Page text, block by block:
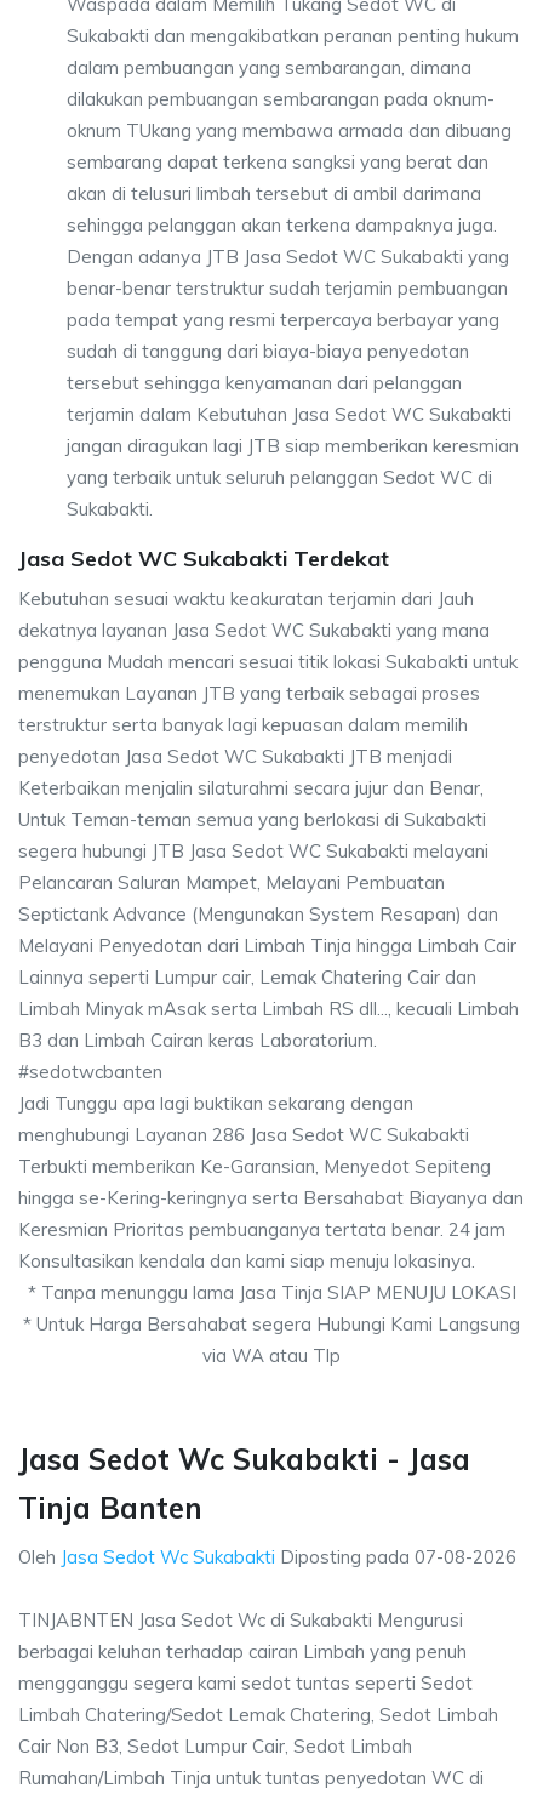
Sukabakti dan mengakibatkan peranan penting hukum
dalam pembuangan yang sembarangan, dimana
dilakukan pembuangan sembarangan pada oknum-
oknum TUkang yang membawa armada dan dibuang
sembarang dapat terkena sangksi yang berat dan
akan di telusuri limbah tersebut di ambil darimana
sehingga pelanggan akan terkena dampaknya juga.
Dengan adanya JTB Jasa Sedot WC Sukabakti yang
benar-benar terstruktur sudah terjamin pembuangan
pada tempat yang resmi terpercaya berbayar yang
sudah di tanggung dari biaya-biaya penyedotan
tersebut sehingga kenyamanan dari pelanggan
terjamin dalam Kebutuhan Jasa Sedot WC Sukabakti
jangan diragukan lagi JTB siap memberikan keresmian
yang terbaik untuk seluruh pelanggan Sedot WC di
Sukabakti.
Jasa Sedot WC Sukabakti Terdekat
Kebutuhan sesuai waktu keakuratan terjamin dari Jauh
dekatnya layanan Jasa Sedot WC Sukabakti yang mana
pengguna Mudah mencari sesuai titik lokasi Sukabakti untuk
menemukan Layanan JTB yang terbaik sebagai proses
terstruktur serta banyak lagi kepuasan dalam memilih
penyedotan Jasa Sedot WC Sukabakti JTB menjadi
Keterbaikan menjalin silaturahmi secara jujur dan Benar,
Untuk Teman-teman semua yang berlokasi di Sukabakti
segera hubungi JTB Jasa Sedot WC Sukabakti melayani
Pelancaran Saluran Mampet, Melayani Pembuatan
Septictank Advance (Mengunakan System Resapan) dan
Melayani Penyedotan dari Limbah Tinja hingga Limbah Cair
Lainnya seperti Lumpur cair, Lemak Chatering Cair dan
Limbah Minyak mAsak serta Limbah RS dll..., kecuali Limbah
B3 dan Limbah Cairan keras Laboratorium.
#sedotwcbanten
Jadi Tunggu apa lagi buktikan sekarang dengan
menghubungi Layanan 286 Jasa Sedot WC Sukabakti
Terbukti memberikan Ke-Garansian, Menyedot Sepiteng
hingga se-Kering-keringnya serta Bersahabat Biayanya dan
Keresmian Prioritas pembuanganya tertata benar. 24 jam
Konsultasikan kendala dan kami siap menuju lokasinya.
* Tanpa menunggu lama Jasa Tinja SIAP MENUJU LOKASI
* Untuk Harga Bersahabat segera Hubungi Kami Langsung
via WA atau Tlp
Jasa Sedot Wc Sukabakti - Jasa
Tinja Banten
Oleh Jasa Sedot Wc Sukabakti Diposting pada 07-08-2026
TINJABNTEN Jasa Sedot Wc di Sukabakti Mengurusi
berbagai keluhan terhadap cairan Limbah yang penuh
mengganggu segera kami sedot tuntas seperti Sedot
Limbah Chatering/Sedot Lemak Chatering, Sedot Limbah
Cair Non B3, Sedot Lumpur Cair, Sedot Limbah
Rumahan/Limbah Tinja untuk tuntas penyedotan WC di